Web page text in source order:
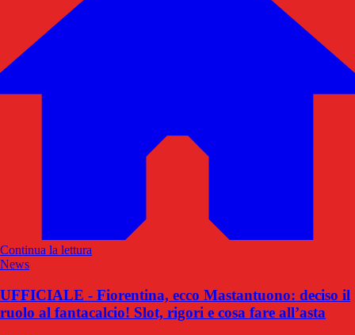
Continua la lettura
News
UFFICIALE - Fiorentina, ecco Mastantuono: deciso il
ruolo al fantacalcio! Slot, rigori e cosa fare all’asta